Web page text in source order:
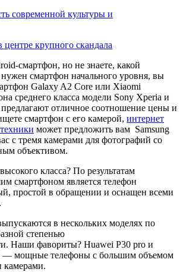
современной культуры и
центре крупного скандала
смартфон, но не знаете, какой
смартфон начального уровня, вы
Galaxy A2 Core или Xiaomi
среднего класса модели Sony Xperia и
отличное соотношение цены и
смартфон с его камерой, интернет
может предложить вам Samsung
с тремя камерами для фотографий со
объективом.
класса? По результатам
смартфоном является телефон
простой в обращении и оснащен всеми
в нескольких моделях по
степенью
Наши фавориты? Huawei P30 pro и
— мощные телефоны с большим объемом